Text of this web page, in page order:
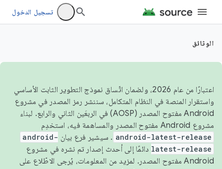
تسجيل الدخول
الوثائق
اعتبارًا من عام 2026، ولضمان اتّساق نموذج التطوير الثابت الأساسي
واستقرار المنصة في النظام المتكامل، سننشر رمز المصدر في مشروع
Android مفتوح المصدر (AOSP) في الربعَين الثاني والرابع. لبناء
مشروع Android مفتوح المصدر والمساهمة فيه، استخدِم
android-latest-release . سيشير فرع بيان android-
latest-release دائمًا إلى أحدث إصدار تم نشره في مشروع
Android مفتوح المصدر. لمزيد من المعلومات، يُرجى الاطّلاع على